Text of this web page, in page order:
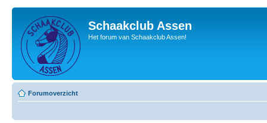
Schaakclub Assen
Het forum van Schaakclub Assen!
Forumoverzicht